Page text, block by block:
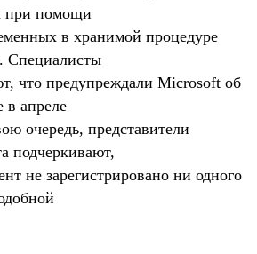
при помощи
в хранимой процедуре
Специалисты
что предупреждали Microsoft об
в апреле
очередь, представители
подчеркивают,
не зарегистрировано ни одного